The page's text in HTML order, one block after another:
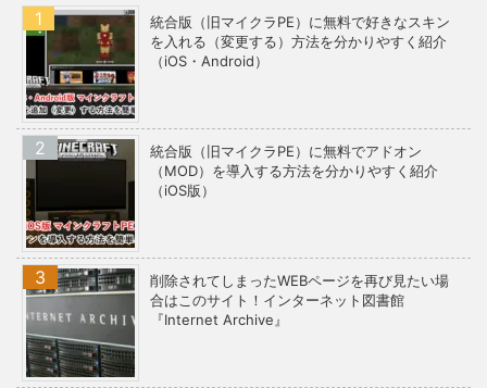
統合版（旧マイクラPE）に無料で好きなスキン
を入れる（変更する）方法を分かりやすく紹介
（iOS・Android）
統合版（旧マイクラPE）に無料でアドオン
（MOD）を導入する方法を分かりやすく紹介
（iOS版）
削除されてしまったWEBページを再び見たい場
合はこのサイト！インターネット図書館
『Internet Archive』